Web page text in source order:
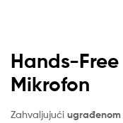
Hands-
Mikrofon
Zahvaljujući